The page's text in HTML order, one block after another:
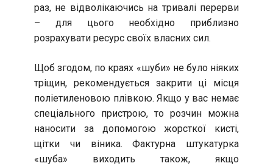
раз, не відволікаючись на тривалі перерви
– для цього необхідно приблизно
розрахувати ресурс своїх власних сил.
Щоб згодом, по краях «шуби» не було ніяких
тріщин, рекомендується закрити ці місця
поліетиленовою плівкою. Якщо у вас немає
спеціального пристрою, то розчин можна
наносити за допомогою жорсткої кисті,
щітки чи віника. Фактурна штукатурка
«шуба» виходить також, якщо